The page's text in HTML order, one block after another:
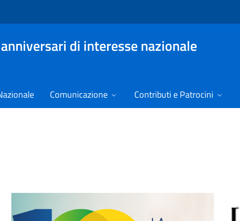
di interesse nazionale
Comunicazione Contributi e Patrocini